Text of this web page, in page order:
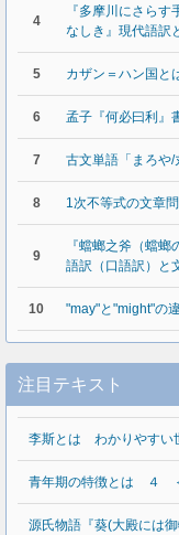
4
『多摩川にさら
なしき』現代語訳
5 カザン＝ハン国
6 孟子『何必曰利』
7 古文単語「まろや/
8 1次不等式の文章
9
『蟷螂之斧（蟷
語訳（口語訳）と
10 "may"と"might"の
注目テキスト
李斯とは わかりやすい
青年期の特徴とは ４
源氏物語『葵(大殿には